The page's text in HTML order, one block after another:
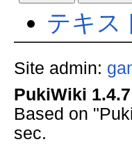
テキス
Site admin:
PukiWiki 1.4.7
Based on
sec.